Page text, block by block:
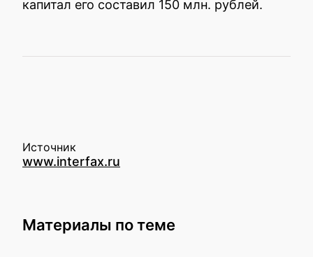
капитал его составил 150 млн. рублей.
Источник
www.interfax.ru
Материалы по теме